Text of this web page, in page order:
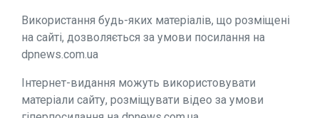
Використання будь-яких матеріалів, що розміщені
на сайті, дозволяється за умови посилання на
dpnews.com.ua
Інтернет-видання можуть використовувати
матеріали сайту, розміщувати відео за умови